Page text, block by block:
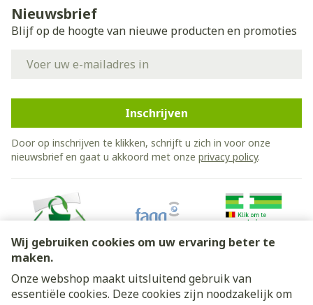
Wij gebruiken cookies om uw ervaring beter te
maken.
Onze webshop maakt uitsluitend gebruik van
essentiële cookies. Deze cookies zijn noodzakelijk om
Nieuwsbrief
Blijf op de hoogte van nieuwe producten en promoties
Inschrijven
Door op inschrijven te klikken, schrijft u zich in voor onze
nieuwsbrief en gaat u akkoord met onze privacy policy.
Juridische links